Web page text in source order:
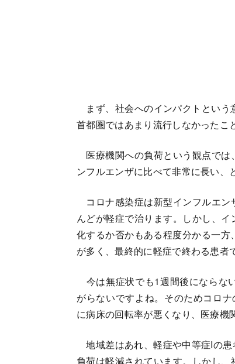
まず、社会へのインパクトという
首都圏ではあまり流行しなかったこ
医療機関への負荷という観点では
ンフルエンザに比べて非常に長い、
コロナ感染症は新型インフルエン
んどが軽症で治ります。しかし、
化するか否かもある程度分かる一
が多く、最終的に軽症で終わる患者
今は無症状でも1週間後にならな
がらないですよね。そのためコロ
に病床の回転率が悪くなり、医療機
地域差はあれ、軽症や中等症Iの
負荷は軽減されています。しかし